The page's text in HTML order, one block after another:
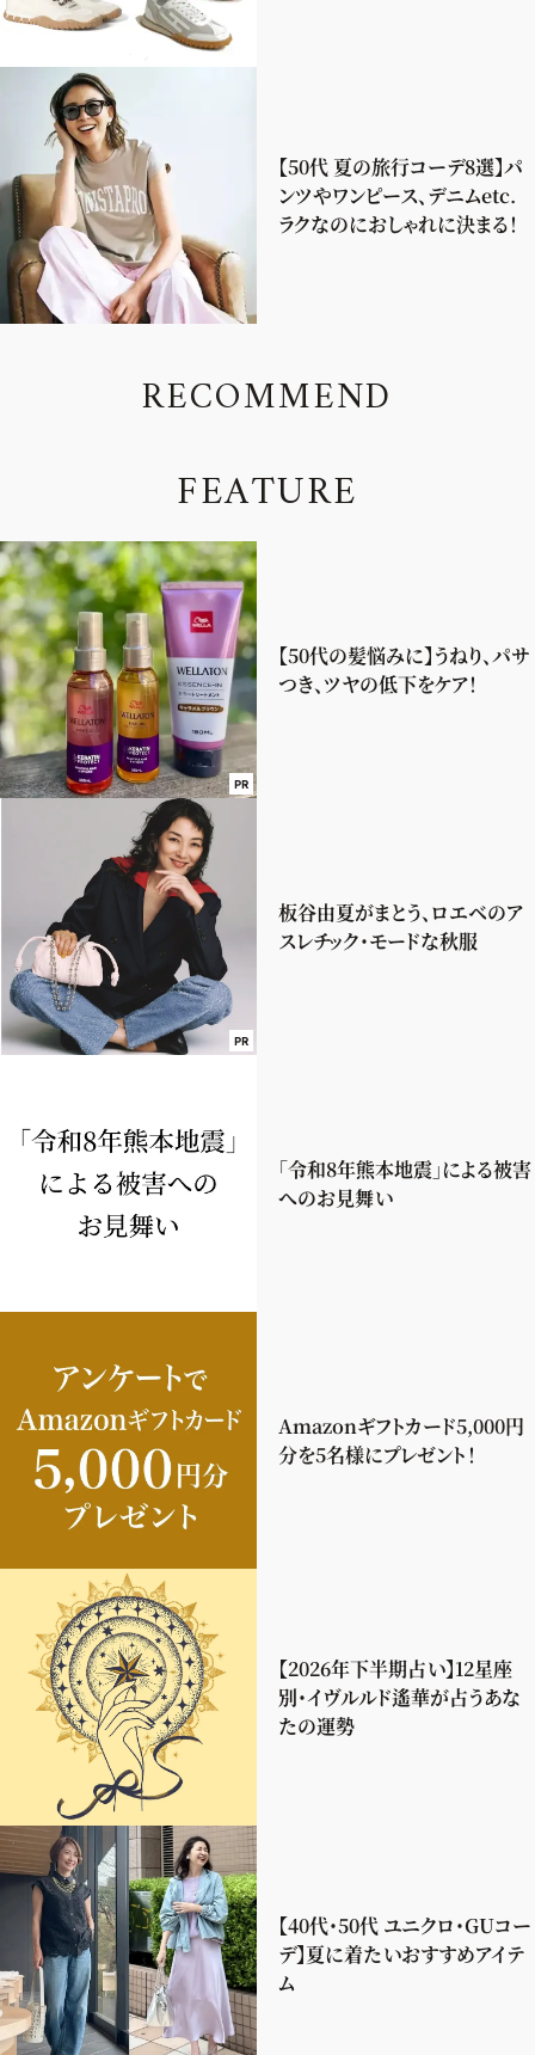
【50代 夏の旅行コーデ8選】パ
ンツやワンピース、デニムetc.
ラクなのにおしゃれに決まる！
RECOMMEND
FEATURE
PR
【50代の髪悩みに】うねり、パサ
つき、ツヤの低下をケア！
PR
板谷由夏がまとう、ロエベのア
スレチック・モードな秋服
「令和8年熊本地震」による被害
へのお見舞い
Amazonギフトカード5,000円
分を5名様にプレゼント！
【2026年下半期占い】12星座
別・イヴルルド遙華が占うあな
たの運勢
【40代・50代 ユニクロ・GUコー
デ】夏に着たいおすすめアイテ
ム